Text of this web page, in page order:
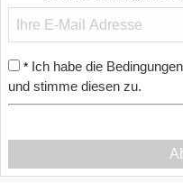
* Ich habe die
und stimme diesen zu.